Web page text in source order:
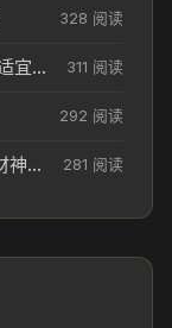
328 阅读
今日2026年04月11日入住新居老黄历不适宜吗_搬家择日参考 311 阅读
292 阅读
2026年04月12日今天财神在哪个吉位_财神方位参考 281 阅读